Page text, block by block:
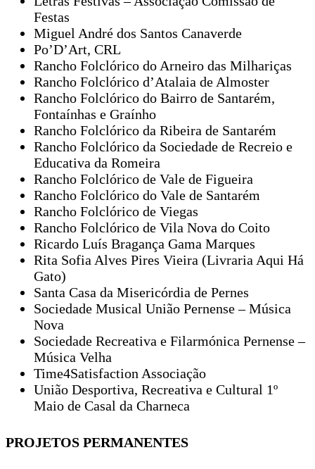
Festas
Miguel André dos Santos Canaverde
Po’D’Art, CRL
Rancho Folclórico do Arneiro das Milhariças
Rancho Folclórico d’Atalaia de Almoster
Rancho Folclórico do Bairro de Santarém,
Fontaínhas e Graínho
Rancho Folclórico da Ribeira de Santarém
Rancho Folclórico da Sociedade de Recreio e
Educativa da Romeira
Rancho Folclórico de Vale de Figueira
Rancho Folclórico do Vale de Santarém
Rancho Folclórico de Viegas
Rancho Folclórico de Vila Nova do Coito
Ricardo Luís Bragança Gama Marques
Rita Sofia Alves Pires Vieira (Livraria Aqui Há
Gato)
Santa Casa da Misericórdia de Pernes
Sociedade Musical União Pernense – Música
Nova
Sociedade Recreativa e Filarmónica Pernense –
Música Velha
Time4Satisfaction Associação
União Desportiva, Recreativa e Cultural 1º
Maio de Casal da Charneca
PROJETOS PERMANENTES